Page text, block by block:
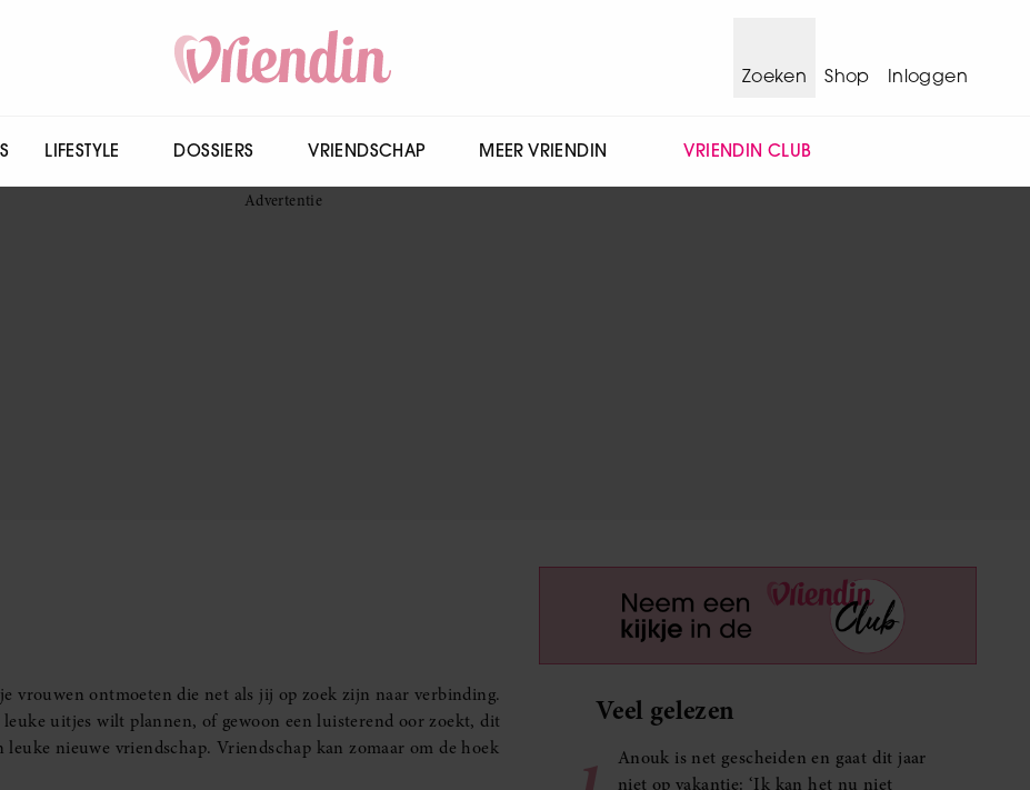
Zoeken
Shop Inloggen
LIFESTYLE DOSSIERS VRIENDSCHAP MEER VRIENDIN VRIENDIN CLUB
vrouwen ontmoeten die net als jij op zoek zijn naar verbinding.
uitjes wilt plannen, of gewoon een luisterend oor zoekt, dit
nieuwe vriendschap. Vriendschap kan zomaar om de hoek
Veel gelezen
Anouk is net gescheiden en gaat dit jaar
niet op vakantie: ‘Ik kan het nu niet